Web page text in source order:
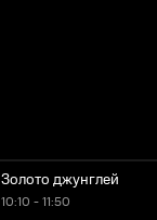
Золото джунглей
10:10 - 11:50